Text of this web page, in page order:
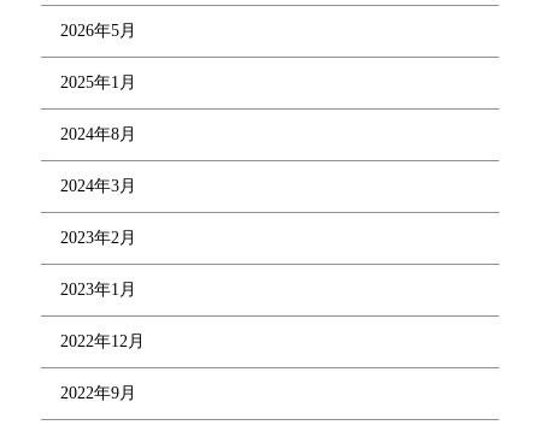
2026年5月
2025年1月
2024年8月
2024年3月
2023年2月
2023年1月
2022年12月
2022年9月